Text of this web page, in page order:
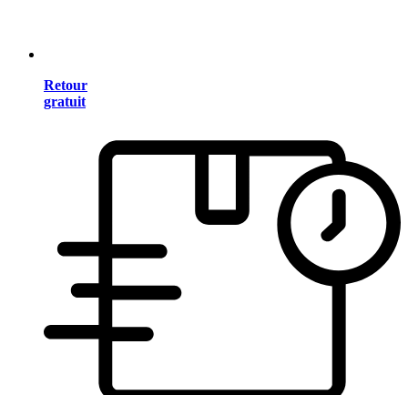
Retour
gratuit